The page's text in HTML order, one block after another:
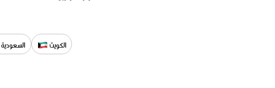
الكويت السعودية